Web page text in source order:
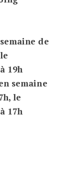
de
19h
semaine
le
17h